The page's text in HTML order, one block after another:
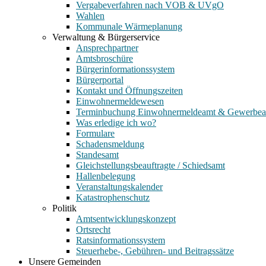
Vergabeverfahren nach VOB & UVgO
Wahlen
Kommunale Wärmeplanung
Verwaltung & Bürgerservice
Ansprechpartner
Amtsbroschüre
Bürgerinformationssystem
Bürgerportal
Kontakt und Öffnungszeiten
Einwohnermeldewesen
Terminbuchung Einwohnermeldeamt &
Was erledige ich wo?
Formulare
Schadensmeldung
Standesamt
Gleichstellungsbeauftragte / Schiedsamt
Hallenbelegung
Veranstaltungskalender
Katastrophenschutz
Politik
Amtsentwicklungskonzept
Ortsrecht
Ratsinformationssystem
Steuerhebe-, Gebühren- und Beitragssätze
Unsere Gemeinden